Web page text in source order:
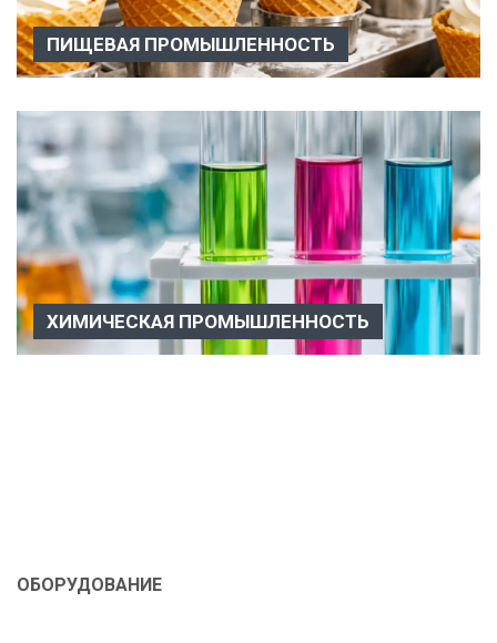
ПИЩЕВАЯ ПРОМЫШЛЕННОСТЬ
Пищевая промышленность Вакуумное оборудование
ХИМИЧЕСКАЯ ПРОМЫШЛЕННОСТЬ
Химическая промышленность Вакуумное оборудование
ОБОРУДОВАНИЕ